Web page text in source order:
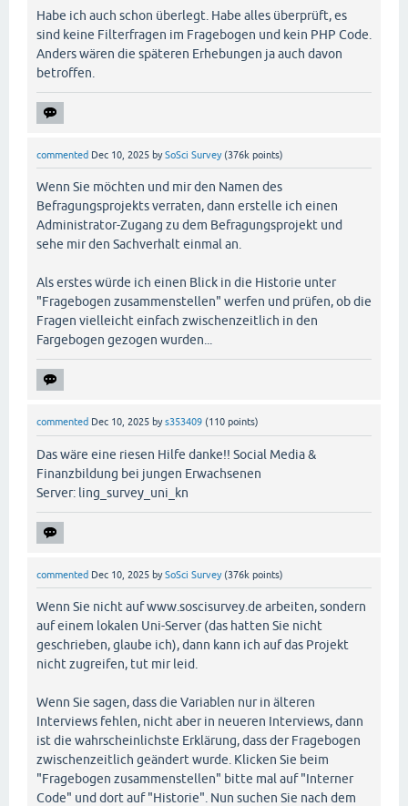
Habe ich auch schon überlegt. Habe alles überprüft, es
sind keine Filterfragen im Fragebogen und kein PHP Code.
Anders wären die späteren Erhebungen ja auch davon
betroffen.
commented Dec 10, 2025 bySoSci Survey (376k points)
Wenn Sie möchten und mir den Namen des
Befragungsprojekts verraten, dann erstelle ich einen
Administrator-Zugang zu dem Befragungsprojekt und
sehe mir den Sachverhalt einmal an.
Als erstes würde ich einen Blick in die Historie unter
"Fragebogen zusammenstellen" werfen und prüfen, ob die
Fragen vielleicht einfach zwischenzeitlich in den
Fargebogen gezogen wurden...
commented Dec 10, 2025 bys353409 (110 points)
Das wäre eine riesen Hilfe danke!! Social Media &
Finanzbildung bei jungen Erwachsenen
Server: ling_survey_uni_kn
commented Dec 10, 2025 bySoSci Survey (376k points)
Wenn Sie nicht auf www.soscisurvey.de arbeiten, sondern
auf einem lokalen Uni-Server (das hatten Sie nicht
geschrieben, glaube ich), dann kann ich auf das Projekt
nicht zugreifen, tut mir leid.
Wenn Sie sagen, dass die Variablen nur in älteren
Interviews fehlen, nicht aber in neueren Interviews, dann
ist die wahrscheinlichste Erklärung, dass der Fragebogen
zwischenzeitlich geändert wurde. Klicken Sie beim
"Fragebogen zusammenstellen" bitte mal auf "Interner
Code" und dort auf "Historie". Nun suchen Sie nach dem